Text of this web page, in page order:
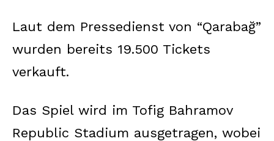
Laut dem Pressedienst von “Qarabağ”
wurden bereits 19.500 Tickets
verkauft.
Das Spiel wird im Tofig Bahramov
Republic Stadium ausgetragen, wobei